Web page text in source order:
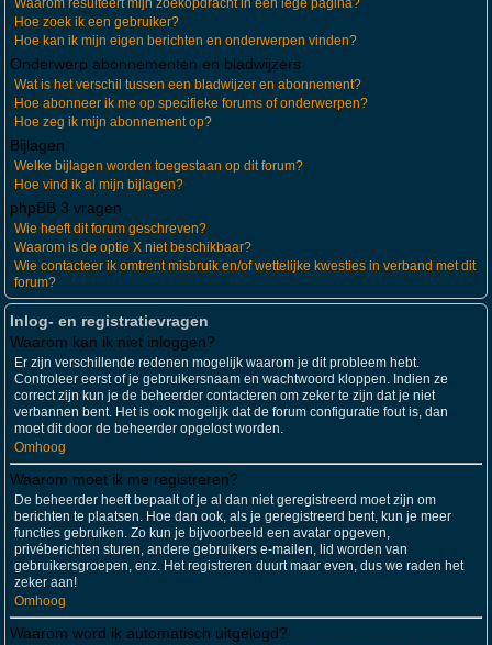
Waarom resulteert mijn zoekopdracht in een lege pagina?
Hoe zoek ik een gebruiker?
Hoe kan ik mijn eigen berichten en onderwerpen vinden?
Onderwerp abonnementen en bladwijzers
Wat is het verschil tussen een bladwijzer en abonnement?
Hoe abonneer ik me op specifieke forums of onderwerpen?
Hoe zeg ik mijn abonnement op?
Bijlagen
Welke bijlagen worden toegestaan op dit forum?
Hoe vind ik al mijn bijlagen?
phpBB 3 vragen
Wie heeft dit forum geschreven?
Waarom is de optie X niet beschikbaar?
Wie contacteer ik omtrent misbruik en/of wettelijke kwesties in verband met dit
forum?
Inlog- en registratievragen
Waarom kan ik niet inloggen?
Er zijn verschillende redenen mogelijk waarom je dit probleem hebt.
Controleer eerst of je gebruikersnaam en wachtwoord kloppen. Indien ze
correct zijn kun je de beheerder contacteren om zeker te zijn dat je niet
verbannen bent. Het is ook mogelijk dat de forum configuratie fout is, dan
moet dit door de beheerder opgelost worden.
Omhoog
Waarom moet ik me registreren?
De beheerder heeft bepaalt of je al dan niet geregistreerd moet zijn om
berichten te plaatsen. Hoe dan ook, als je geregistreerd bent, kun je meer
functies gebruiken. Zo kun je bijvoorbeeld een avatar opgeven,
privéberichten sturen, andere gebruikers e-mailen, lid worden van
gebruikersgroepen, enz. Het registreren duurt maar even, dus we raden het
zeker aan!
Omhoog
Waarom word ik automatisch uitgelogd?